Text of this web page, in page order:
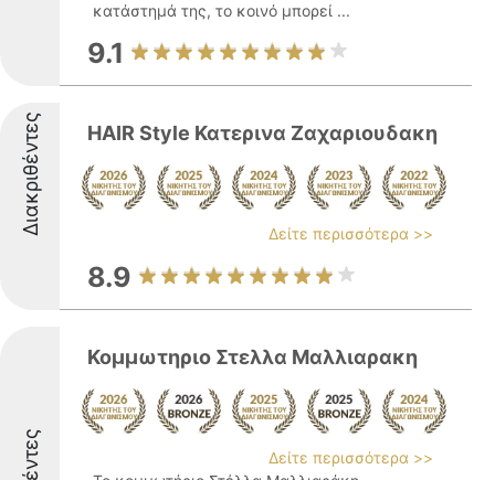
κατάστημά της, το κοινό μπορεί ...
9.1
Διακριθέντες HAIR Style Κατερινα Ζαχαριουδακη
Δείτε περισσότερα >>
8.9
Κομμωτηριο Στελλα Μαλλιαρακη
Δείτε περισσότερα >>